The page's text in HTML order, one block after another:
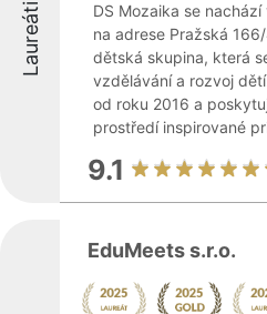
Laureáti
DS Mozaika se
na adrese Pražská
dětská skupina, která
vzdělávání a rozvoj
od roku 2016 a
prostředí inspirované
9.1
EduMeets s.r.o.